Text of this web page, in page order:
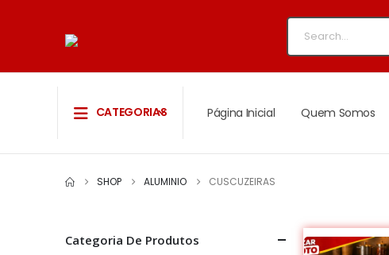
CATEGORIAS Página Inicial Quem Somos
SHOP ALUMINIO CUSCUZEIRAS
Categoria De Produtos